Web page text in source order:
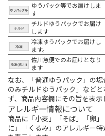
ゆうパック等でお届けしま
す
チルドゆうパックでお届け
します
冷凍ゆうパックでお届けし
ます。
佐川急便でのお届けとなり
ます
なお、「普通ゆうパック」の
のみチルドゆうパック」など
ず、商品内容欄にその旨を表示
アレルギー情報について
商品に「小麦」「そば」「卵
に」「くるみ」のアレルギー